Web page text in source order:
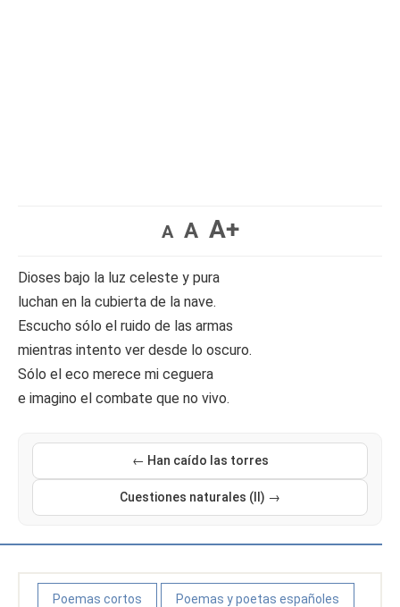
A A A+
Dioses bajo la luz celeste y pura
luchan en la cubierta de la nave.
Escucho sólo el ruido de las armas
mientras intento ver desde lo oscuro.
Sólo el eco merece mi ceguera
e imagino el combate que no vivo.
← Han caído las torres
Cuestiones naturales (II) →
Poemas cortos Poemas y poetas españoles